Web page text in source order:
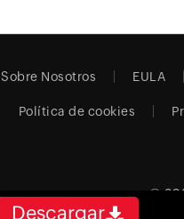
Descargar
Sobre Nosotros EULA
Política de cookies
©